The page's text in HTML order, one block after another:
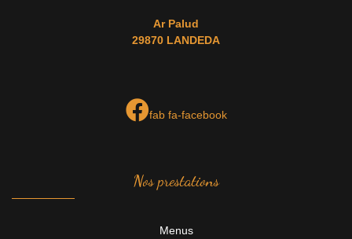
Ar Palud
29870 LANDEDA
fab fa-facebook
Nos prestations
Menus